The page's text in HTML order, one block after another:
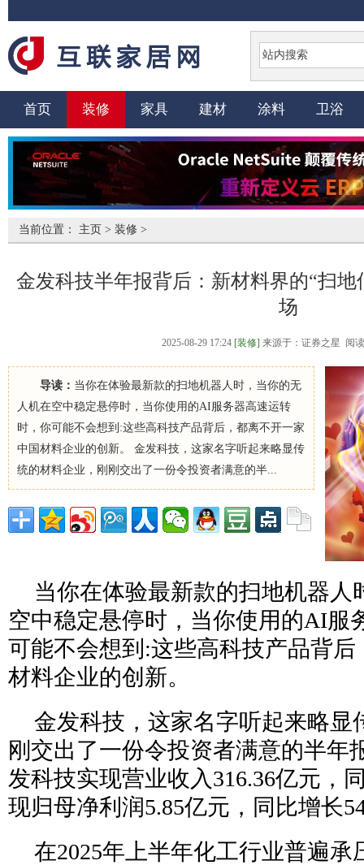
首页 装修 家具 建材 涂料 卫浴
当前位置： 主页 > 装修 >
金发科技半年报背后：新材料界的“扫
场
2025-08-29 17:24 [装修] 来源于：证券之星 阅
导读： 当你在体验最新款的扫地机器人时，当你的无
人机在空中稳定悬停时，当你使用的AI服务器高速运转
时，你可能不会想到:这些高科技产品背后，都离不开一家
中国材料企业的创新。 金发科技，这家名字听起来略显传
统的材料企业，刚刚交出了一份令投资者满意的半...
当你在体验最新款的扫地机器人
空中稳定悬停时，当你使用的AI服
可能不会想到:这些高科技产品背
材料企业的创新。
金发科技，这家名字听起来略显
刚交出了一份令投资者满意的半年
发科技实现营业收入316.36亿元，
现归母净利润5.85亿元，同比增长
在2025年上半年化工行业普遍承